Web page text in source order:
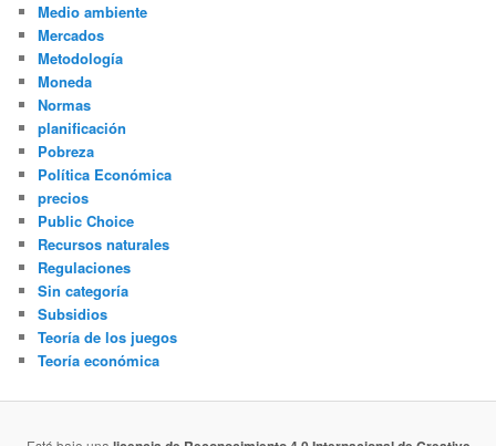
Medio ambiente
Mercados
Metodología
Moneda
Normas
planificación
Pobreza
Política Económica
precios
Public Choice
Recursos naturales
Regulaciones
Sin categoría
Subsidios
Teoría de los juegos
Teoría económica